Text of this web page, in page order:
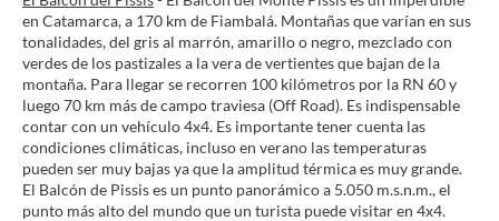
en Catamarca, a 170 km de Fiambalá. Montañas que varían en sus
tonalidades, del gris al marrón, amarillo o negro, mezclado con
verdes de los pastizales a la vera de vertientes que bajan de la
montaña. Para llegar se recorren 100 kilómetros por la RN 60 y
luego 70 km más de campo traviesa (Off Road). Es indispensable
contar con un vehículo 4x4. Es importante tener cuenta las
condiciones climáticas, incluso en verano las temperaturas
pueden ser muy bajas ya que la amplitud térmica es muy grande.
El Balcón de Pissis es un punto panorámico a 5.050 m.s.n.m., el
punto más alto del mundo que un turista puede visitar en 4x4.